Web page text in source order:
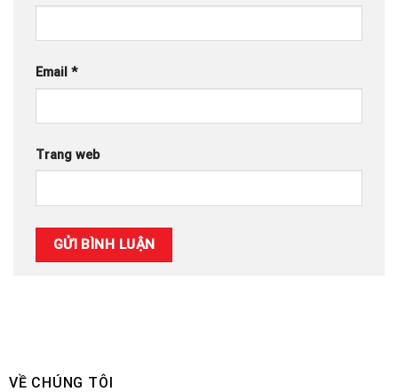
Email *
Trang web
VỀ CHÚNG TÔI